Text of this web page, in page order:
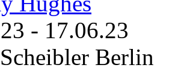
- 17.06.23
Berlin